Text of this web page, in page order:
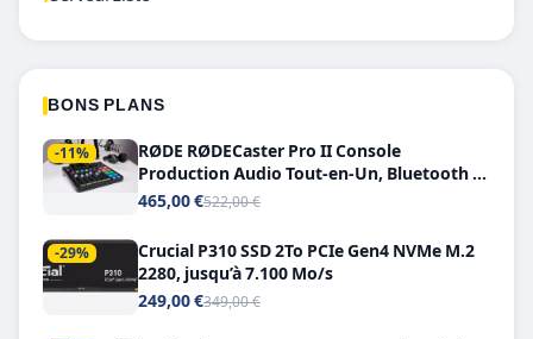
BONS PLANS
-11%
RØDE RØDECaster Pro II Console
Production Audio Tout-en-Un, Bluetooth et
Double USB-C
465,00 €522,00 €
-29%
Crucial P310 SSD 2To PCIe Gen4 NVMe M.2
2280, jusqu’à 7.100 Mo/s
249,00 €349,00 €